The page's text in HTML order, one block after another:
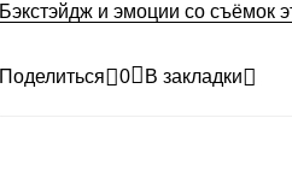
Бэкстэйдж и эмоции со съёмок
Поделиться 0 В закладки